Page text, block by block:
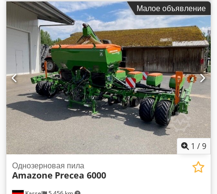
Малое объявление
1 /9
Однозерновая пила
Amazone Precea 6000